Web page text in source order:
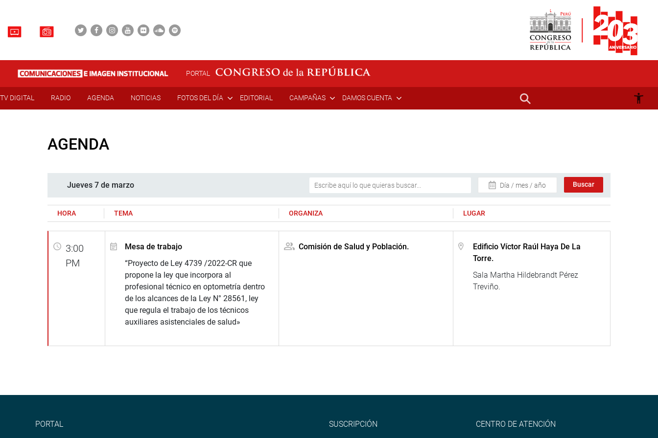
PORTAL
TV DIGITAL RADIO AGENDA NOTICIAS FOTOS DEL DÍA EDITORIAL CAMPAÑAS DAMOS CUENTA
AGENDA
Jueves 7 de marzo Día / mes / año
HORA TEMA ORGANIZA LUGAR
3:00
PM
Mesa de trabajo
“Proyecto de Ley 4739 /2022-CR que
propone la ley que incorpora al
profesional técnico en optometría dentro
de los alcances de la Ley N° 28561, ley
que regula el trabajo de los técnicos
auxiliares asistenciales de salud»
Comisión de Salud y Población.
Edificio Víctor Raúl Haya De La
Torre.
Sala Martha Hildebrandt Pérez
Treviño.
PORTAL SUSCRIPCIÓN CENTRO DE ATENCIÓN